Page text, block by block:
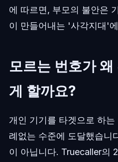
에 따르면, 부모의 불안은
이 만들어내는 '사각지대'
모르는 번호가
게 할까요?
개인 기기를 타겟으로 하
례없는 수준에 도달했습니
이 아닙니다. Truecaller의